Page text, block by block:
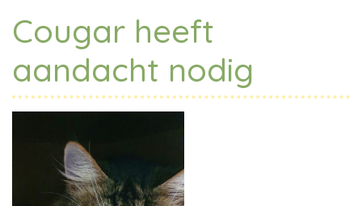
Cougar heeft
aandacht nodig